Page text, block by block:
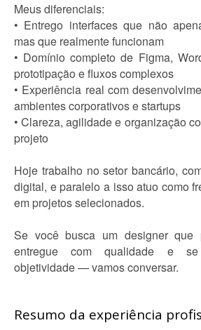
Meus diferenciais:
• Entrego interfaces que não
mas que realmente funcionam
• Domínio completo de Figma,
prototipação e fluxos complexos
• Experiência real com
ambientes corporativos e startups
• Clareza, agilidade e organização
projeto
Hoje trabalho no setor bancário,
digital, e paralelo a isso atuo como
em projetos selecionados.
Se você busca um designer que
entregue com qualidade e
objetividade — vamos conversar.
Resumo da experiência